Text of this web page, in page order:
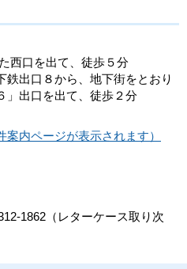
西口を出て、徒歩５分
出口８から、地下街をとおり
」出口を出て、徒歩２分
内ページが表示されます）
1862（レターケース取り次